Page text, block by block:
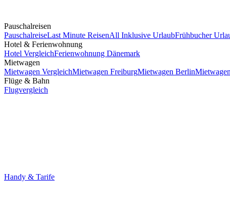
Pauschalreisen
PauschalreiseLast Minute ReisenAll Inklusive UrlaubFrühbucher
Hotel & Ferienwohnung
Hotel VergleichFerienwohnung Dänemark
Mietwagen
Mietwagen VergleichMietwagen FreiburgMietwagen Berlin
Flüge & Bahn
Flugvergleich
Handy & Tarife